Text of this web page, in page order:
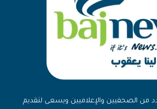
من الصحفيين والإعلاميين ويسعى لتقديم